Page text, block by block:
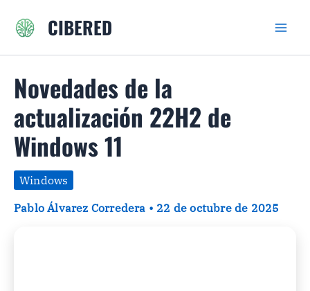
CIBERED
Novedades de la
actualización 22H2 de
Windows 11
Windows
Pablo Álvarez Corredera • 22 de octubre de 2025